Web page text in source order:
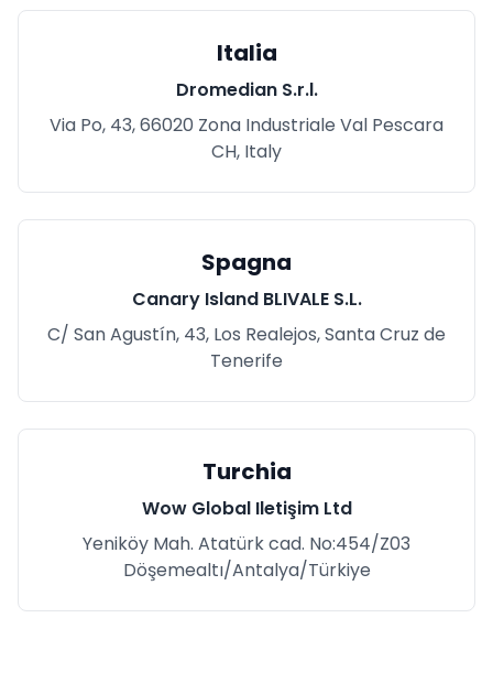
Italia
Dromedian S.r.l.
Via Po, 43, 66020 Zona Industriale Val Pescara
CH, Italy
Spagna
Canary Island BLIVALE S.L.
C/ San Agustín, 43, Los Realejos, Santa Cruz de
Tenerife
Turchia
Wow Global Iletişim Ltd
Yeniköy Mah. Atatürk cad. No:454/Z03
Döşemealtı/Antalya/Türkiye